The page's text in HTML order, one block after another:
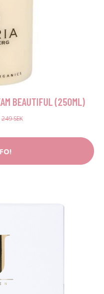
BEAUTIFUL (250ML)
249 SEK